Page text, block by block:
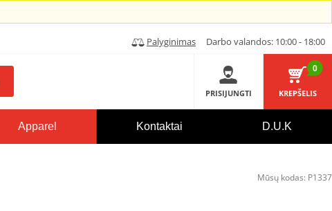
Palyginimas Darbo valandos: 10:00 - 18:00
PRISIJUNGTI
0
KREPŠELIS
Apparel Kontaktai D.U.K
Mūsų kodas: P1337